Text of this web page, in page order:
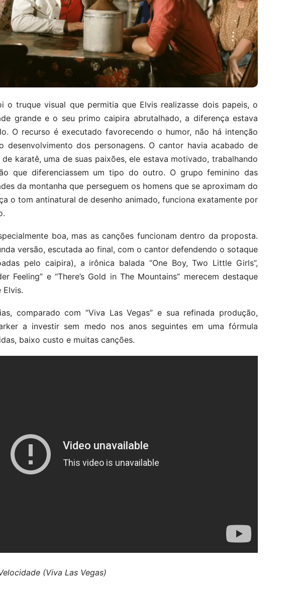
o truque visual que permitia que Elvis realizasse dois papeis, o
grande e o seu primo caipira abrutalhado, a diferença estava
O recurso é executado favorecendo o humor, não há intenção
desenvolvimento dos personagens. O cantor havia acabado de
karatê, uma de suas paixões, ele estava motivado, trabalhando
que diferenciassem um tipo do outro. O grupo feminino das
da montanha que perseguem os homens que se aproximam do
o tom antinatural de desenho animado, funciona exatamente por
boa, mas as canções funcionam dentro da proposta.
versão, escutada ao final, com o cantor defendendo o sotaque
pelo caipira), a irônica balada “One Boy, Two Little Girls”,
Feeling” e “There’s Gold in The Mountains” merecem destaque
comparado com “Viva Las Vegas” e sua refinada produção,
a investir sem medo nos anos seguintes em uma fórmula
baixo custo e muitas canções.
(Viva Las Vegas)